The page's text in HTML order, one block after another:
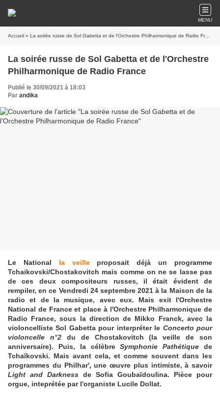
MENU
Accueil » La soirée russe de Sol Gabetta et de l'Orchestre Philharmonique de Radio France
La soirée russe de Sol Gabetta et de l'Orchestre
Philharmonique de Radio France
Publié le 30/09/2021 à 18:03
Par andika
Le National la veilleproposait déjà un programme
Tchaikovski/Chostakovitch mais comme on ne se lasse pas
de ces deux compositeurs russes, il était évident de
rempiler, en ce Vendredi 24 septembre 2021 à la Maison de la
radio et de la musique, avec eux. Mais exit l'Orchestre
National de France et place à l'Orchestre Philharmonique de
Radio France, sous la direction de Mikko Franck, avec la
violoncelliste Sol Gabetta pour interpréter le Concerto pour
violoncelle n°2du de Chostakovitch (la veille de son
anniversaire). Puis, la célèbreSymphonie Pathétiquede
Tchaïkovski. Mais avant cela, et comme souvent dans les
programmes du Philhar', une œuvre plus intimiste, à savoir
Light and Darkness de Sofia Goubaïdoulina. Pièce pour
orgue, inteprétée par l'organiste Lucile Dollat.